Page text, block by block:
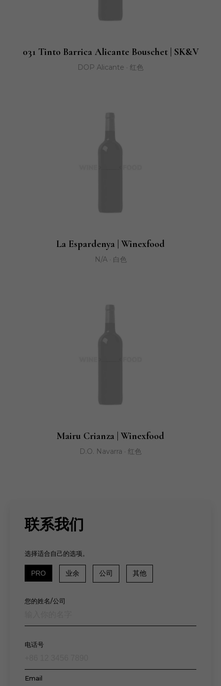
031 Tinto Barrica Alicante Bouschet | SK&V
DOP Alicante · 红色
La Espardenya | Winexfood
N/A · 白色
Mairu Crianza | Winexfood
D.O. Navarra · 红色
联系我们
选择适合自己的选项。
PRO 业余 公司 其他
您的姓名/公司
电话号
Email